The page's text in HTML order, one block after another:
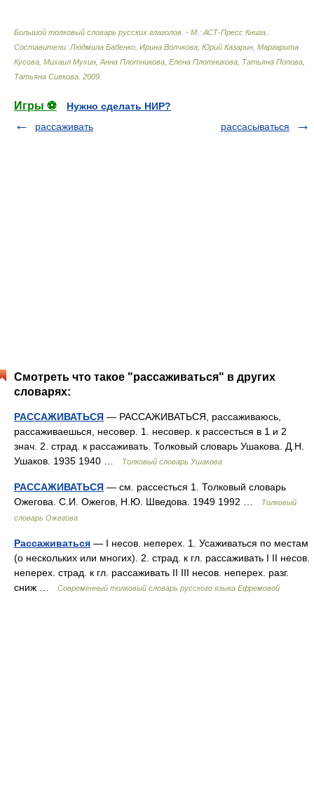
Большой толковый словарь русских глаголов. - М.: АСТ-Пресс Книга.
Составители: Людмила Бабенко, Ирина Волчкова, Юрий Казарин, Маргарита
Кусова, Михаил Мухин, Анна Плотникова, Елена Плотникова, Татьяна Попова,
Татьяна Сивкова 2009
Игры ⚽
Нужно сделать НИР?
рассаживать
рассасываться
Смотреть что такое "рассаживаться" в других
словарях:
РАССАЖИВАТЬСЯ — РАССАЖИВАТЬСЯ, рассаживаюсь,
рассаживаешься, несовер. 1. несовер. к рассесться в 1 и 2
знач. 2. страд. к рассаживать. Толковый словарь Ушакова. Д.Н.
Ушаков. 1935 1940 …
Толковый словарь Ушакова
РАССАЖИВАТЬСЯ — см. рассесться 1. Толковый словарь
Ожегова. С.И. Ожегов, Н.Ю. Шведова. 1949 1992 …
Толковый
словарь Ожегова
Рассаживаться — I несов. неперех. 1. Усаживаться по местам
(о нескольких или многих). 2. страд. к гл. рассаживать I II несов.
неперех. страд. к гл. рассаживать II III несов. неперех. разг.
сниж …
Современный толковый словарь русского языка Ефремовой